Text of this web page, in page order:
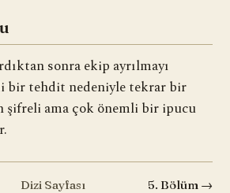
sonra ekip ayrılmayı
bir tehdit nedeniyle tekrar bir
şifreli ama çok önemli bir ipucu
Dizi Sayfası 5. Bölüm →